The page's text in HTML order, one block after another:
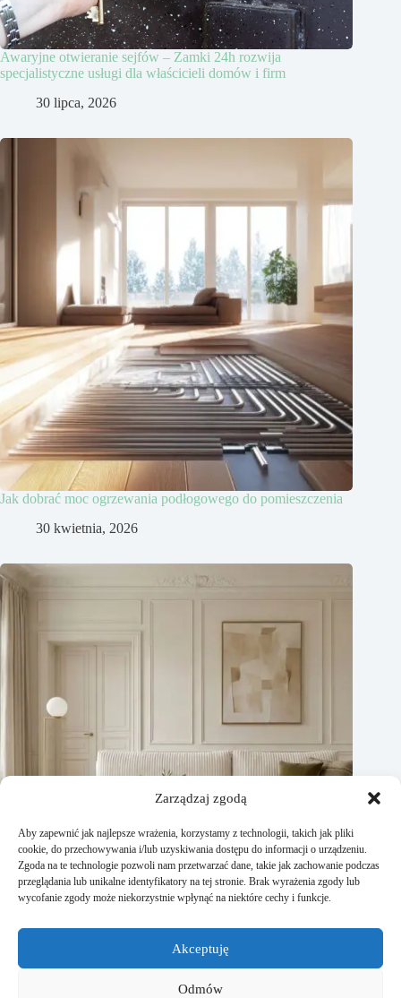
Zarządzaj zgodą
Aby zapewnić jak najlepsze wrażenia, korzystamy z technologii, takich jak pliki
cookie, do przechowywania i/lub uzyskiwania dostępu do informacji o urządzeniu.
Zgoda na te technologie pozwoli nam przetwarzać dane, takie jak zachowanie podczas
przeglądania lub unikalne identyfikatory na tej stronie. Brak wyrażenia zgody lub
wycofanie zgody może niekorzystnie wpłynąć na niektóre cechy i funkcje.
Akceptuję
Odmów
Awaryjne otwieranie sejfów – Zamki 24h rozwija
specjalistyczne usługi dla właścicieli domów i firm
30 lipca, 2026
Jak dobrać moc ogrzewania podłogowego do pomieszczenia
30 kwietnia, 2026